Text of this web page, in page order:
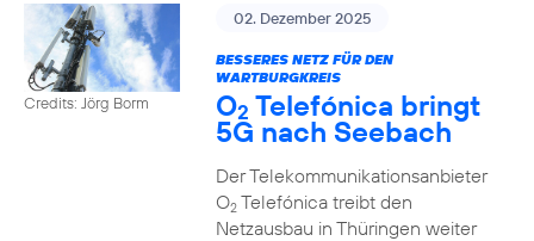
Credits: Jörg Borm
02. Dezember 2025
BESSERES NETZ FÜR DEN
WARTBURGKREIS
O2 Telefónica bringt
5G nach Seebach
Der Telekommunikationsanbieter
O2Telefónica treibt den
Netzausbau in Thüringen weiter